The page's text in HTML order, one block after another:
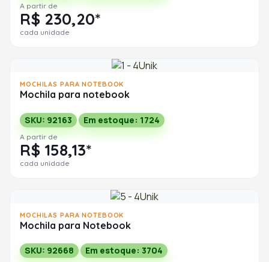
A partir de
R$ 230,20*
cada unidade
MOCHILAS PARA NOTEBOOK
Mochila para notebook
SKU: 92163 Em estoque: 1724
A partir de
R$ 158,13*
cada unidade
MOCHILAS PARA NOTEBOOK
Mochila para Notebook
SKU: 92668 Em estoque: 3704